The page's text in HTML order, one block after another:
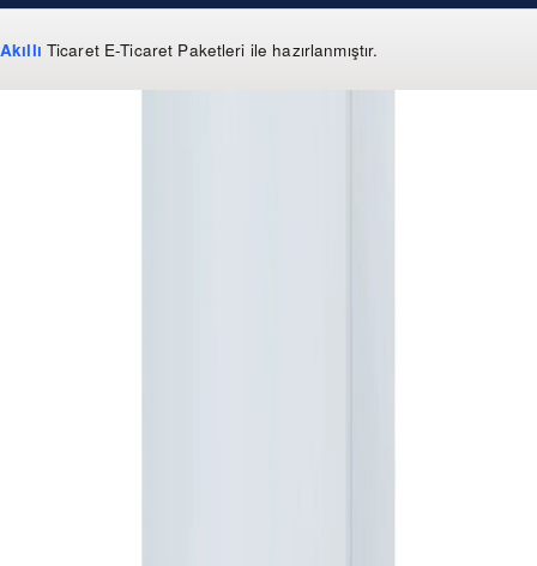
Akıllı Ticaret E-Ticaret Paketleri ile hazırlanmıştır.